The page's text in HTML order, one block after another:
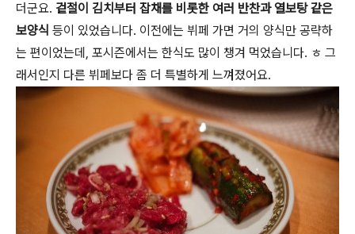
더군요. 겉절이 김치부터 잡채를 비롯한 여러 반찬과 열보탕 같은
보양식 등이 있었습니다. 이전에는 뷔페 가면 거의 양식만 공략하
는 편이었는데, 포시즌에서는 한식도 많이 챙겨 먹었습니다. ㅎ 그
래서인지 다른 뷔페보다 좀 더 특별하게 느껴졌어요.